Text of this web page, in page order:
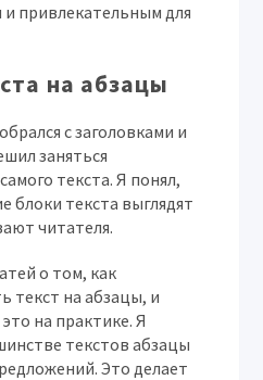
привлекательным для
на абзацы
с заголовками и
заняться
текста. Я понял,
блоки текста выглядят
читателя.
о том, как
текст на абзацы, и
на практике. Я
текстов абзацы
Это делает